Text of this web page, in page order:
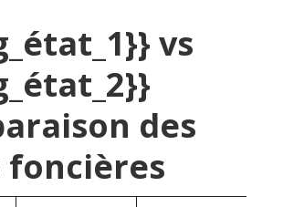
vs
des
foncières